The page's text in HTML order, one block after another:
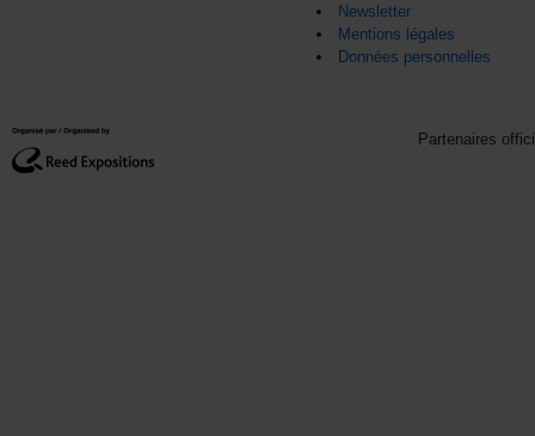
Newsletter
Mentions légales
Données personnelles
Partenaires